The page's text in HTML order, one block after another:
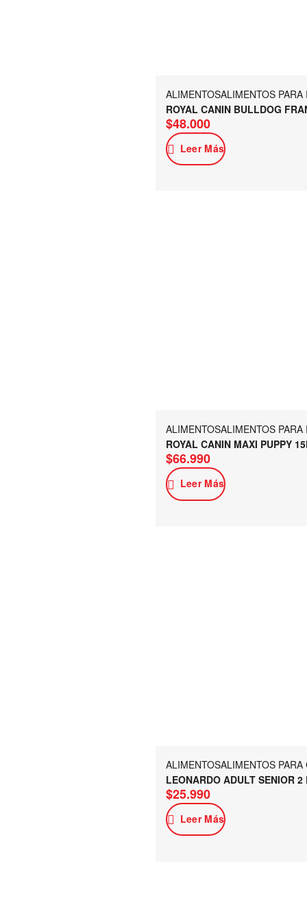
ALIMENTOSALIMENTOS PARA
ROYAL CANIN BULLDOG
$48.000
Leer Más
ALIMENTOSALIMENTOS PARA
ROYAL CANIN MAXI PUPPY
$66.990
Leer Más
ALIMENTOSALIMENTOS PARA
LEONARDO ADULT SENIOR 2
$25.990
Leer Más